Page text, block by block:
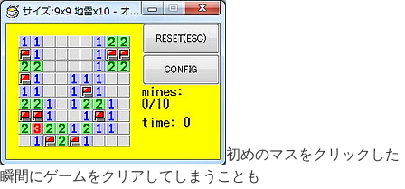
初めのマスをクリックした
瞬間にゲームをクリアしてしまうことも